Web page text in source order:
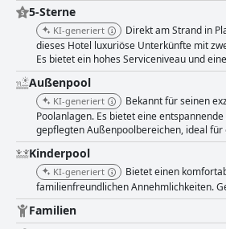
5-Sterne
KI-generiert
Direkt am Strand in
dieses Hotel luxuriöse Unterkünfte mit
Es bietet ein hohes Serviceniveau und
Außenpool
KI-generiert
Bekannt für seinen
Poolanlagen. Es bietet eine
gepflegten Außenpoolbereichen, ideal
Kinderpool
KI-generiert
Bietet einen
familienfreundlichen Annehmlichkeiten.
Familien